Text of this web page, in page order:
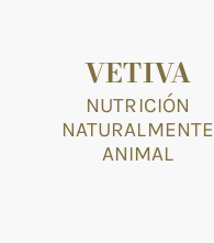
VETIVA
NUTRICIÓN
NATURALMENTE
ANIMAL